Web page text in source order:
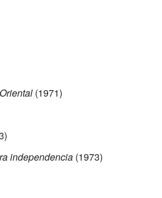
(1971)
independencia(1973)